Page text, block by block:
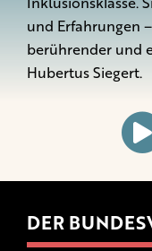
und Erfahrungen
berührender und
Hubertus Siegert.
DER